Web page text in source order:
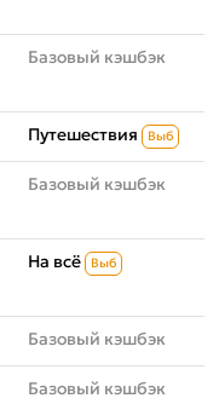
Базовый кэшбэк
Путешествия Выб
Базовый кэшбэк
На всё Выб
Базовый кэшбэк
Базовый кэшбэк